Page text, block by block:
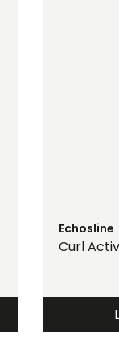
Echosline
Curl